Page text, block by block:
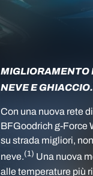
MIGLIORAMENTO
NEVE E GHIACCIO.
Con una nuova rete
BFGoodrich g-Force
su strada migliori,
neve.(1) Una nuova
alle temperature più